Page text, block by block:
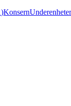
)KonsernUnderenheter